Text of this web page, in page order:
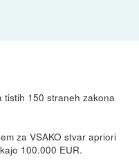
tistih 150 straneh zakona
za VSAKO stvar apriori
100.000 EUR.